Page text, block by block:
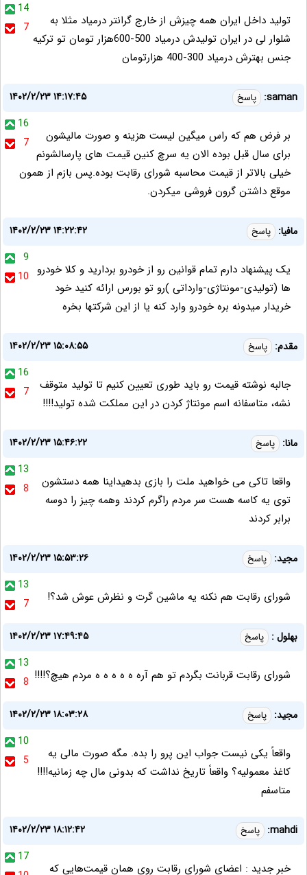
14
7
تولید داخل ایران همه چیزش از خارج گرانتر درمیاد مثلا به
شلوار لی در ایران تولیدش درمیاد 500-600هزار تومان تو ترکیه
جنس بهترش درمیاد 300-400 هزارتومان
saman: پاسخ
۱۴۰۲/۲/۲۳ ۱۴:۱۷:۴۵
16
7
بر فرض هم که راس میگین لیست هزینه و صورت مالیشون
برای سال قبل بوده الان یه سرچ کنین قیمت های پارسالشونم
خیلی بالاتر از قیمت محاسبه شورای رقابت بوده.پس بازم از همون
موقع داشتن گرون فروشی میکردن.
مافیا: پاسخ
۱۴۰۲/۲/۲۳ ۱۴:۲۲:۴۲
9
10
یک پیشنهاد دارم تمام قوانین رو از خودرو بردارید و کلا خودرو
ها (تولیدی-مونتاژی-وارداتی )رو تو بورس ارائه کنید خود
خریدار میدونه بره خودرو وارد کنه یا از این شرکتها بخره
مقدم: پاسخ
۱۴۰۲/۲/۲۳ ۱۵:۰۸:۵۵
16
7
جالبه نوشته قیمت رو باید طوری تعیین کنیم تا تولید متوقف
نشه، متاسفانه اسم مونتاژ کردن در این مملکت شده تولید!!!!
مانا: پاسخ
۱۴۰۲/۲/۲۳ ۱۵:۴۶:۲۲
13
8
واقعا تاکی می خواهید ملت را بازی بدهیداینا همه دستشون
توی یه کاسه هست سر مردم راگرم کردند وهمه چیز را دوسه
برابر کردند
مجید: پاسخ
۱۴۰۲/۲/۲۳ ۱۵:۵۳:۲۶
13
7
شورای رقابت هم نکنه یه ماشین گرت و نظرش عوش شد؟!
بهلول : پاسخ
۱۴۰۲/۲/۲۳ ۱۷:۴۹:۴۵
13
8 شورای رقابت قربانت بگردم تو هم آره ه ه ه ه ه مردم هیچ؟!!!!
مجید: پاسخ
۱۴۰۲/۲/۲۳ ۱۸:۰۳:۲۸
10
5
واقعاً یکی نیست جواب این پرو را بده. مگه صورت مالی یه
کاغذ معمولیه؟ واقعاً تاریخ نداشت که بدونی مال چه زمانیه!!!!
متاسفم
mahdi: پاسخ
۱۴۰۲/۲/۲۳ ۱۸:۱۲:۴۲
17
خبر جدید : اعضای شورای رقابت روی همان قیمت‌هایی که